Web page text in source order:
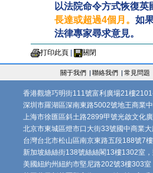
以法院命令方式恢復
長達或超過4個月。 如
法律專家尋求意見。
打印此頁 關閉
關于我們 | 聯絡我們 | 常見問題
香港觀塘巧明街111號富利廣場21樓
深圳市羅湖區深南東路5002號地王商業
上海市徐匯區斜土路2899甲號光啟文化
北京市東城區燈市口大街33號國中商業
台灣台北市松山區南京東路五段188號7
新加坡絲絲街138號絲絲閣13樓1302室
美國紐約州紐約市堅尼路202號3樓303